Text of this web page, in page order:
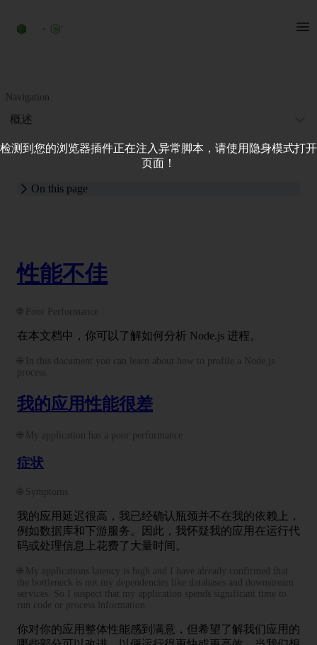
Navigation
概述
On this page
性能不佳
🌐 Poor Performance
在本文档中，你可以了解如何分析 Node.js 进程。
🌐 In this document you can learn about how to profile a Node.js
process.
我的应用性能很差
🌐 My application has a poor performance
症状
🌐 Symptoms
我的应用延迟很高，我已经确认瓶颈并不在我的依赖上，
例如数据库和下游服务。因此，我怀疑我的应用在运行代
码或处理信息上花费了大量时间。
🌐 My applications latency is high and I have already confirmed that
the bottleneck is not my dependencies like databases and downstream
services. So I suspect that my application spends significant time to
run code or process information.
你对你的应用整体性能感到满意，但希望了解我们应用的
检测到您的浏览器插件正在注入异常脚本，请使用隐身模式打开
页面！